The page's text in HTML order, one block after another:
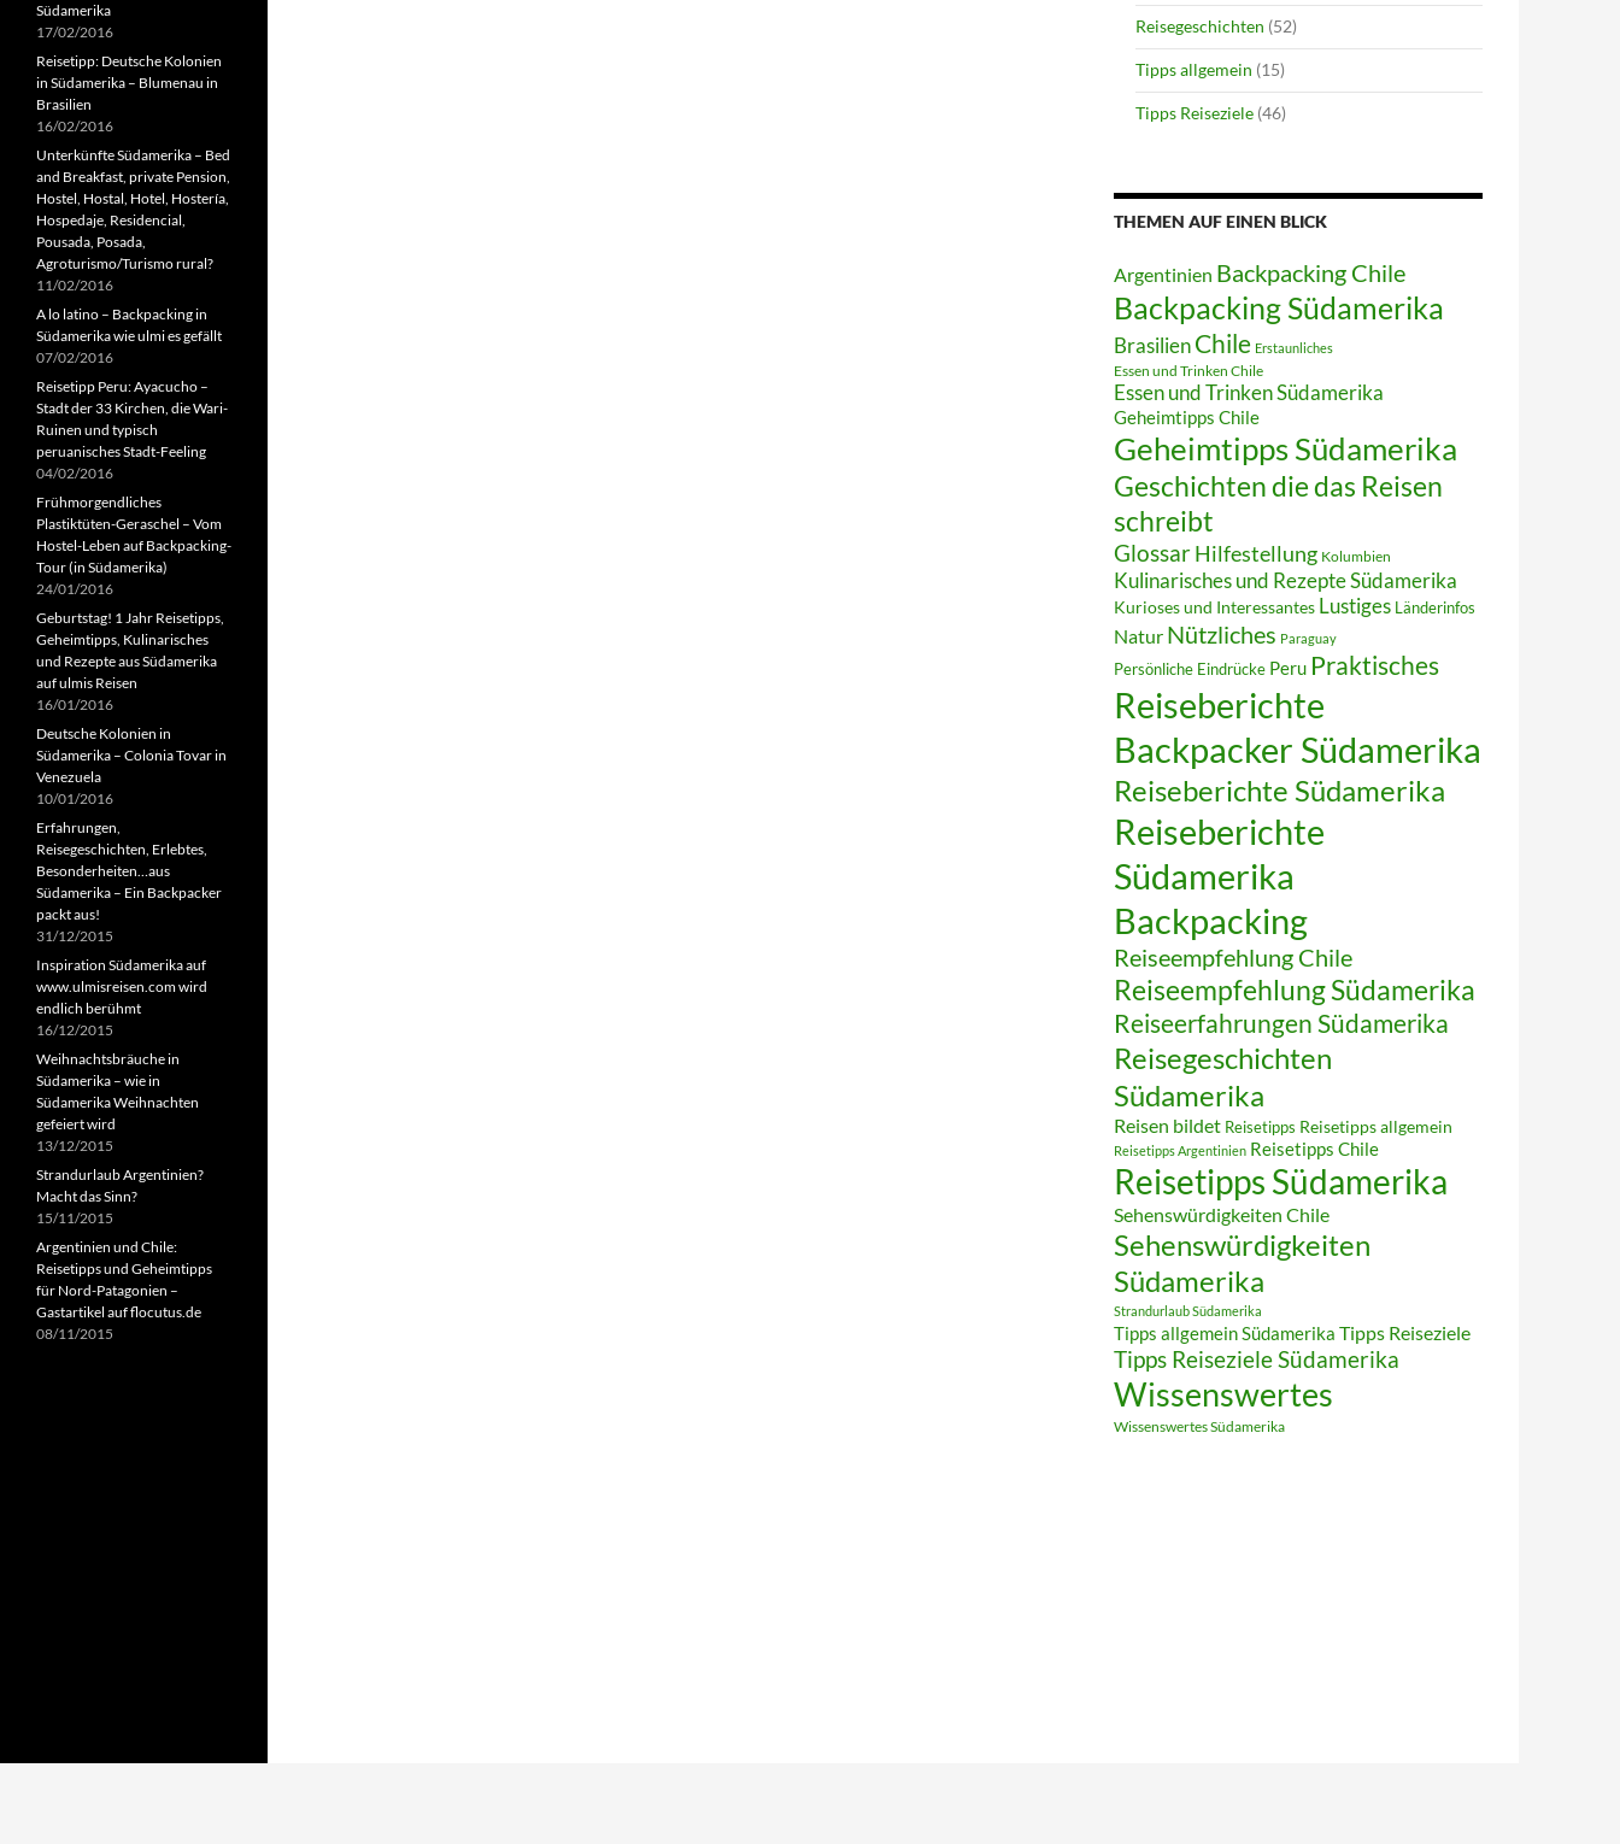
Reisegeschichten (52)
Tipps allgemein (15)
Tipps Reiseziele (46)
THEMEN AUF EINEN BLICK
Argentinien Backpacking Chile
Backpacking Südamerika
Brasilien Chile Erstaunliches
Essen und Trinken Chile
Essen und Trinken Südamerika
Geheimtipps Chile
Geheimtipps Südamerika
Geschichten die das Reisen
schreibt
GlossarHilfestellung Kolumbien
Kulinarisches und Rezepte Südamerika
Kurioses und Interessantes Lustiges Länderinfos
Natur Nützliches Paraguay
Persönliche Eindrücke Peru Praktisches
Reiseberichte
Backpacker Südamerika
Reiseberichte Südamerika
Reiseberichte
Südamerika
Backpacking
Reiseempfehlung Chile
Reiseempfehlung Südamerika
Reiseerfahrungen Südamerika
Reisegeschichten
Südamerika
Reisen bildet Reisetipps Reisetipps allgemein
Reisetipps Argentinien Reisetipps Chile
Reisetipps Südamerika
Sehenswürdigkeiten Chile
Sehenswürdigkeiten
Südamerika
Strandurlaub Südamerika
Tipps allgemein Südamerika Tipps Reiseziele
Tipps Reiseziele Südamerika
Wissenswertes
Wissenswertes Südamerika
Südamerika
17/02/2016
Reisetipp: Deutsche Kolonien
in Südamerika – Blumenau in
Brasilien
16/02/2016
Unterkünfte Südamerika – Bed
and Breakfast, private Pension,
Hostel, Hostal, Hotel, Hostería,
Hospedaje, Residencial,
Pousada, Posada,
Agroturismo/Turismo rural?
11/02/2016
A lo latino – Backpacking in
Südamerika wie ulmi es gefällt
07/02/2016
Reisetipp Peru: Ayacucho –
Stadt der 33 Kirchen, die Wari-
Ruinen und typisch
peruanisches Stadt-Feeling
04/02/2016
Frühmorgendliches
Plastiktüten-Geraschel – Vom
Hostel-Leben auf Backpacking-
Tour (in Südamerika)
24/01/2016
Geburtstag! 1 Jahr Reisetipps,
Geheimtipps, Kulinarisches
und Rezepte aus Südamerika
auf ulmis Reisen
16/01/2016
Deutsche Kolonien in
Südamerika – Colonia Tovar in
Venezuela
10/01/2016
Erfahrungen,
Reisegeschichten, Erlebtes,
Besonderheiten…aus
Südamerika – Ein Backpacker
packt aus!
31/12/2015
Inspiration Südamerika auf
www.ulmisreisen.com wird
endlich berühmt
16/12/2015
Weihnachtsbräuche in
Südamerika – wie in
Südamerika Weihnachten
gefeiert wird
13/12/2015
Strandurlaub Argentinien?
Macht das Sinn?
15/11/2015
Argentinien und Chile:
Reisetipps und Geheimtipps
für Nord-Patagonien –
Gastartikel auf flocutus.de
08/11/2015